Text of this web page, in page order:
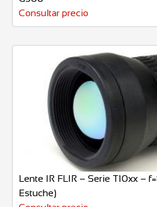
Consultar precio
Lente IR FLIR – Serie T10xx –
Estuche)